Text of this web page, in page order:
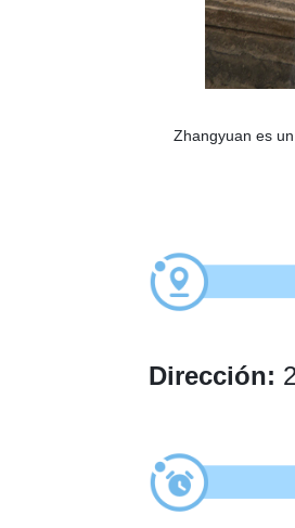
Zhangyuan es
Dirección: